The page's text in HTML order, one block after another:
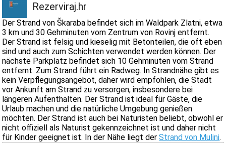
Treffen Sie Kroatien
museen
Rezerviraj.hr
Der Strand von Škaraba befindet sich im Waldpark Zlatni, etwa
3 km und 30 Gehminuten vom Zentrum von Rovinj entfernt.
Der Strand ist felsig und kieselig mit Betonteilen, die oft eben
sind und auch zum Schichten verwendet werden können. Der
nächste Parkplatz befindet sich 10 Gehminuten vom Strand
entfernt. Zum Strand führt ein Radweg. In Strandnähe gibt es
kein Verpflegungsangebot, daher wird empfohlen, die Stadt
vor Ankunft am Strand zu versorgen, insbesondere bei
längeren Aufenthalten. Der Strand ist ideal für Gäste, die
Urlaub machen und die natürliche Umgebung genießen
möchten. Der Strand ist auch bei Naturisten beliebt, obwohl er
nicht offiziell als Naturist gekennzeichnet ist und daher nicht
für Kinder geeignet ist. In der Nähe liegt derStrand von Mulini.